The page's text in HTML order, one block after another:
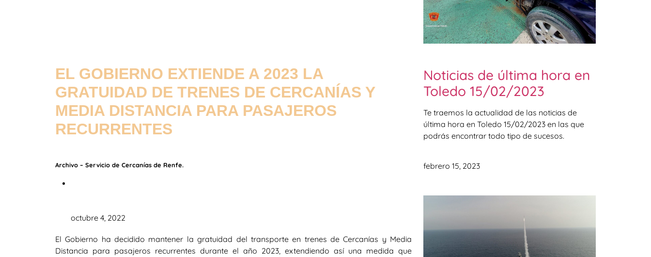
EL GOBIERNO EXTIENDE A 2023 LA
GRATUIDAD DE TRENES DE CERCANÍAS Y
MEDIA DISTANCIA PARA PASAJEROS
RECURRENTES
Archivo – Servicio de Cercanías de Renfe.
octubre 4, 2022
El Gobierno ha decidido mantener la gratuidad del transporte en trenes de Cercanías y Media
Distancia para pasajeros recurrentes durante el año 2023, extendiendo así una medida que
Noticias de última hora en
Toledo 15/02/2023
Te traemos la actualidad de las noticias de
última hora en Toledo 15/02/2023 en las que
podrás encontrar todo tipo de sucesos.
febrero 15, 2023